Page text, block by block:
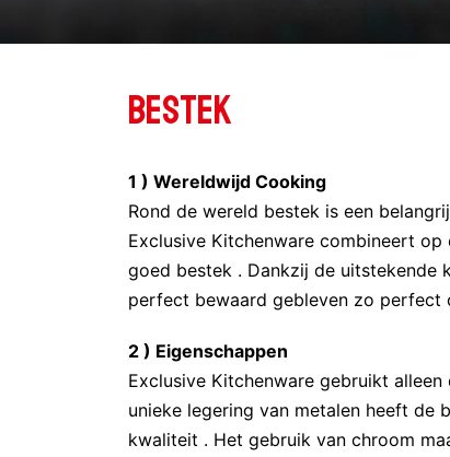
Bestek
1 ) Wereldwijd Cooking
Rond de wereld bestek is een
Exclusive Kitchenware combineert
goed bestek . Dankzij de uitstekende
perfect bewaard gebleven zo perfect
2 ) Eigenschappen
Exclusive Kitchenware gebruikt
unieke legering van metalen heeft de
kwaliteit . Het gebruik van chroom